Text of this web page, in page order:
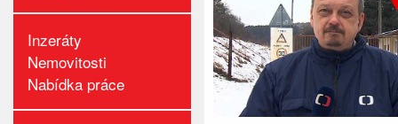
Inzeráty
Nemovitosti
Nabídka práce